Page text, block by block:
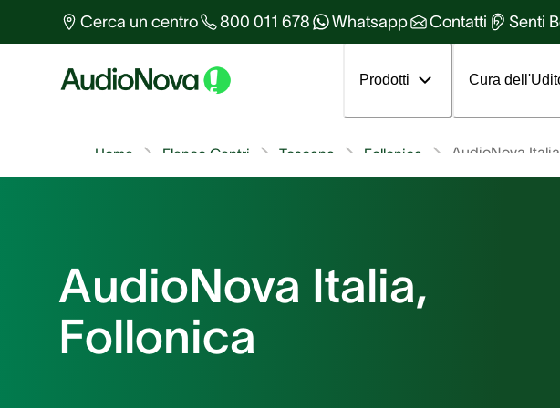
Cerca un centro 800 011 678 Whatsapp Contatti Senti
Prodotti Cura
AudioNova Italia
Follonica
Toscana
Elenco Centri
Home
AudioNova Italia,
Follonica